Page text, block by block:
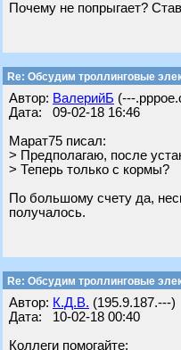
Почему не попрыгает?
Re: Обсудим троллинговые
Автор: ВалерийБ (---
Дата: 09-02-18 16:46
Марат75 писал:
> Предполагаю, после
> Теперь только с кормы?
По большому счету да,
получалось.
Re: Обсудим троллинговые
Автор: К.Д.В. (195.9.187.---)
Дата: 10-02-18 00:40
Коллеги помогайте: